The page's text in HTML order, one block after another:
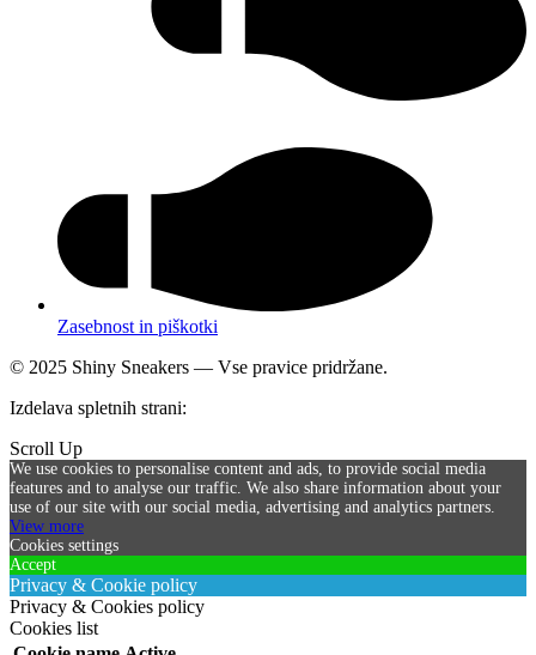
Zasebnost in piškotki
© 2025 Shiny Sneakers — Vse pravice pridržane.
Izdelava spletnih strani:
Scroll Up
We use cookies to personalise content and ads, to provide social media
features and to analyse our traffic. We also share information about your
use of our site with our social media, advertising and analytics partners.
View more
Cookies settings
Accept
Privacy & Cookie policy
Privacy & Cookies policy
Cookies list